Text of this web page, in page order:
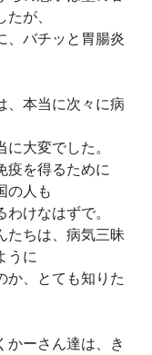
が、
、バチッと胃腸炎
、本当に次々に病
大変でした。
疫を得るために
の人も
けなはずで。
たちは、病気三昧
うに
か、とても知りた
かーさん達は、き